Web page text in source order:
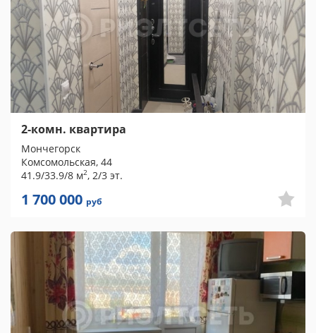
2-комн. квартира
Мончегорск
Комсомольская, 44
41.9/33.9/8 м2, 2/3 эт.
1 700 000 руб